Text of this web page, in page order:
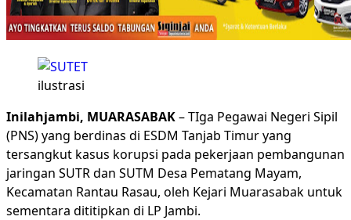
ilustrasi
Inilahjambi, MUARASABAK– TIga Pegawai Negeri Sipil
(PNS) yang berdinas di ESDM Tanjab Timur yang
tersangkut kasus korupsi pada pekerjaan pembangunan
jaringan SUTR dan SUTM Desa Pematang Mayam,
Kecamatan Rantau Rasau, oleh Kejari Muarasabak untuk
sementara dititipkan di LP Jambi.